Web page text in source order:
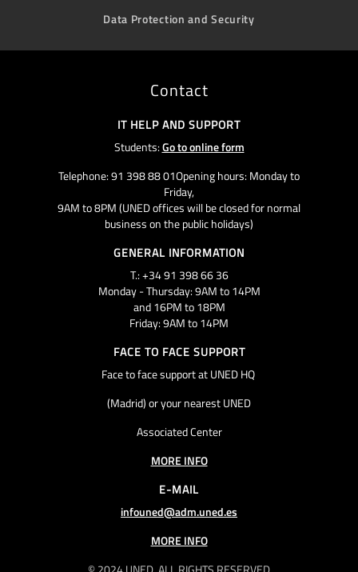
Data Protection and Security
Contact
IT HELP AND SUPPORT
Students:Go to online form
Telephone: 91 398 88 01Opening hours: Monday to
Friday,
9AM to 8PM (UNED offices will be closed for normal
business on the public holidays)
GENERAL INFORMATION
T.: +34 91 398 66 36
Monday - Thursday: 9AM to 14PM
and 16PM to 18PM
Friday: 9AM to 14PM
FACE TO FACE SUPPORT
Face to face support at UNED HQ
(Madrid) or your nearest UNED
Associated Center
MORE INFO
E-MAIL
infouned@adm.uned.es
MORE INFO